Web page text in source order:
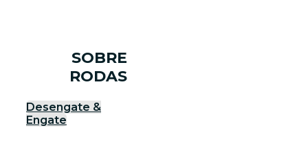
SOBRE
RODAS
Desengate &
Engate